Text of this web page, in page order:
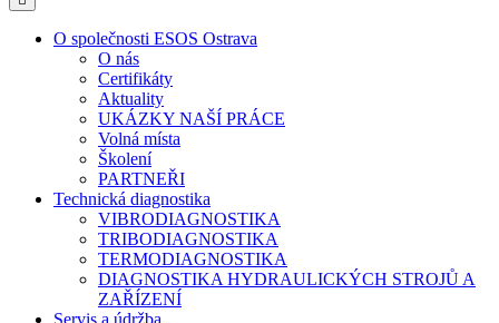
O společnosti ESOS Ostrava
O nás
Certifikáty
Aktuality
UKÁZKY NAŠÍ PRÁCE
Volná místa
Školení
PARTNEŘI
Technická diagnostika
VIBRODIAGNOSTIKA
TRIBODIAGNOSTIKA
TERMODIAGNOSTIKA
DIAGNOSTIKA HYDRAULICKÝCH STROJŮ A
ZAŘÍZENÍ
Servis a údržba